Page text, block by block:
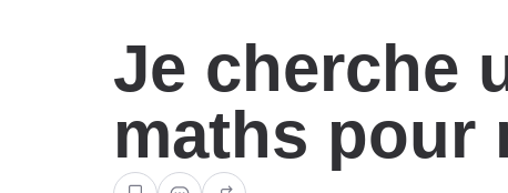
Je cherche
maths pour